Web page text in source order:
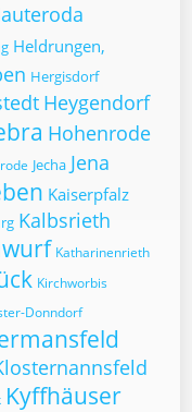
Heldrungen,
Hergisdorf
Heygendorf
Hohenrode
Jecha Jena
Kaiserpfalz
Kalbsrieth
Katharinenrieth
Kirchworbis
Donndorf
Kyffhäuser